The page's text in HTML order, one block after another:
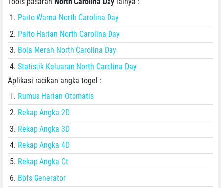
Paito Warna North Carolina Day
Paito Harian North Carolina Day
Bola Merah North Carolina Day
Statistik Keluaran North Carolina Day
Aplikasi racikan angka togel :
Rumus Harian Otomatis
Rekap Angka 2D
Rekap Angka 3D
Rekap Angka 4D
Rekap Angka Ct
Bbfs Generator